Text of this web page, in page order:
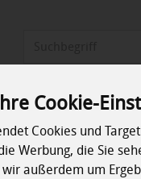
Cookie-
Cookies und
Werbung, die Sie
außerdem um